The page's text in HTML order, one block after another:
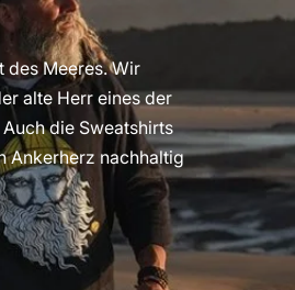
des Meeres. Wir
alte Herr eines der
die Sweatshirts
Ankerherz nachhaltig